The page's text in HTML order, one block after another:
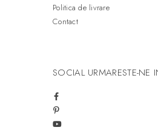
Maro (11)
Roz (7)
Alb texturat (1)
Politica de livrare
Contact
SOCIAL URMARESTE-